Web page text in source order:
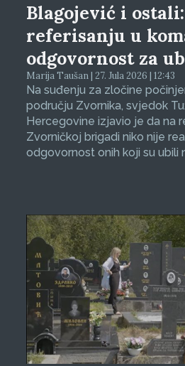
Blagojević i
referisanju u
odgovornost za
Marija Taušan | 27. Jula 2026 | 12:43
Na suđenju za zločine
području Zvornika, svjedok
Hercegovine izjavio je da na
Zvorničkoj brigadi niko nije
odgovornost onih koji su ubili